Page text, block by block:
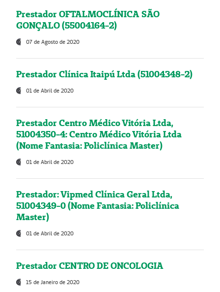
Prestador OFTALMOCLÍNICA SÃO
GONÇALO (55004164-2)
07 de Agosto de 2020
Prestador Clínica Itaipú Ltda (51004348-2)
01 de Abril de 2020
Prestador Centro Médico Vitória Ltda,
51004350-4: Centro Médico Vitória Ltda
(Nome Fantasia: Policlínica Master)
01 de Abril de 2020
Prestador: Vipmed Clínica Geral Ltda,
51004349-0 (Nome Fantasia: Policlínica
Master)
01 de Abril de 2020
Prestador CENTRO DE ONCOLOGIA
15 de Janeiro de 2020